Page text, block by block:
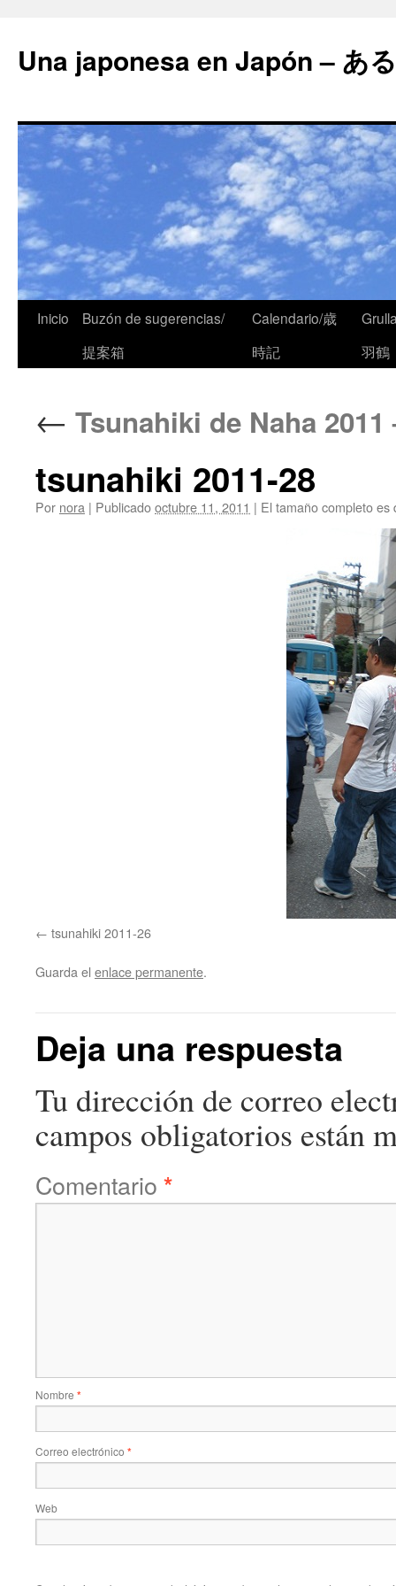
Una japonesa en Japón – あ
Inicio
Buzón de sugerencias/
提案箱
Calendario/歳
時記
羽鶴
← Tsunahiki de Naha 2011
tsunahiki 2011-28
Por nora | Publicadooctubre 11, 2011 | El tamaño completo
tsunahiki 2011-26
Guarda el enlace permanente.
Deja una respuesta
Tu dirección de correo
campos obligatorios están
Comentario *
Nombre *
Correo electrónico *
Web